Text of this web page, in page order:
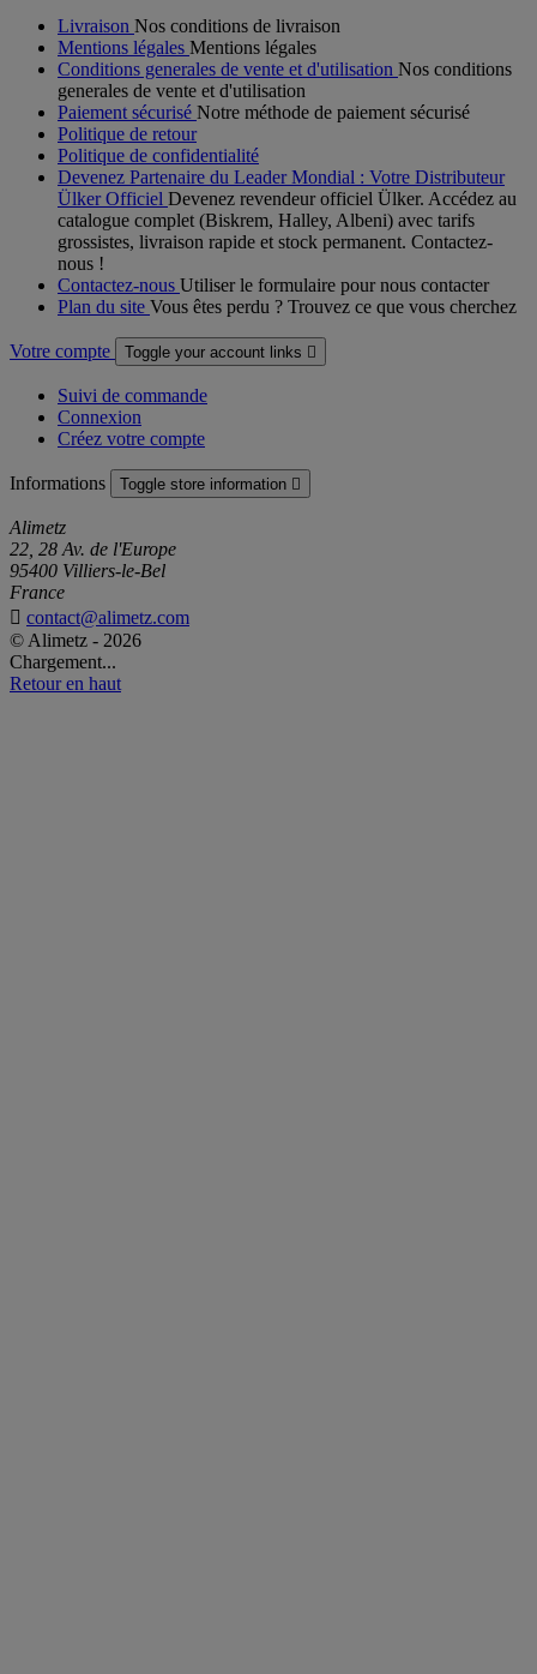
Livraison Nos conditions de livraison
Mentions légales Mentions légales
Conditions generales de vente et d'utilisation Nos conditions
generales de vente et d'utilisation
Paiement sécurisé Notre méthode de paiement sécurisé
Politique de retour
Politique de confidentialité
Devenez Partenaire du Leader Mondial : Votre Distributeur
Ülker Officiel Devenez revendeur officiel Ülker. Accédez au
catalogue complet (Biskrem, Halley, Albeni) avec tarifs
grossistes, livraison rapide et stock permanent. Contactez-
nous !
Contactez-nous Utiliser le formulaire pour nous contacter
Plan du site Vous êtes perdu ? Trouvez ce que vous cherchez
Votre compte Toggle your account links 
Suivi de commande
Connexion
Créez votre compte
Informations Toggle store information 
Alimetz
22, 28 Av. de l'Europe
95400 Villiers-le-Bel
France
 contact@alimetz.com
© Alimetz - 2026
Chargement...
Retour en haut